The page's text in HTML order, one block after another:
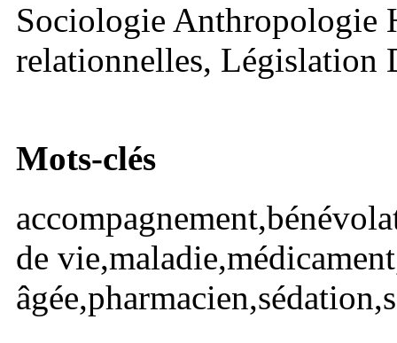
Sociologie Anthropologie
relationnelles, Législation
Mots-clés
de